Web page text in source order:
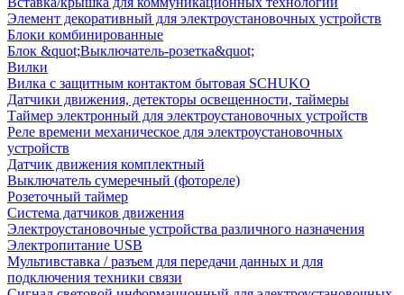
Элемент декоративный для электроустановочных устройств
Блоки комбинированные
Блок &quot;Выключатель-розетка&quot;
Вилки
Вилка с защитным контактом бытовая SCHUKO
Датчики движения, детекторы освещенности, таймеры
Таймер электронный для электроустановочных устройств
Реле времени механическое для электроустановочных
устройств
Датчик движения комплектный
Выключатель сумеречный (фотореле)
Розеточный таймер
Система датчиков движения
Электроустановочные устройства различного назначения
Электропитание USB
Мультивставка / разъем для передачи данных и для
подключения техники связи